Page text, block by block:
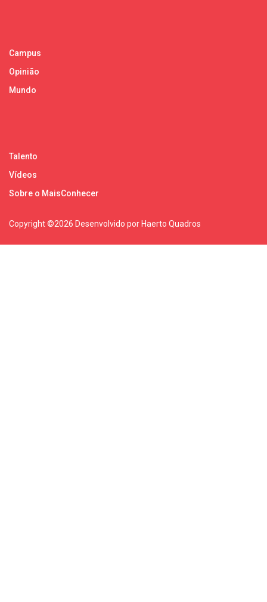
Campus
Opinião
Mundo
Talento
Vídeos
Sobre o MaisConhecer
Copyright ©2026 Desenvolvido por Haerto Quadros